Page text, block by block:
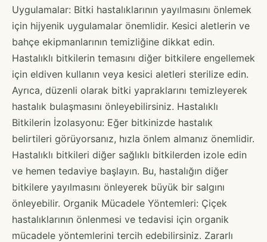
Uygulamalar: Bitki hastalıklarının yayılmasını önlemek
için hijyenik uygulamalar önemlidir. Kesici aletlerin ve
bahçe ekipmanlarının temizliğine dikkat edin.
Hastalıklı bitkilerin temasını diğer bitkilere engellemek
için eldiven kullanın veya kesici aletleri sterilize edin.
Ayrıca, düzenli olarak bitki yapraklarını temizleyerek
hastalık bulaşmasını önleyebilirsiniz. Hastalıklı
Bitkilerin İzolasyonu: Eğer bitkinizde hastalık
belirtileri görüyorsanız, hızla önlem almanız önemlidir.
Hastalıklı bitkileri diğer sağlıklı bitkilerden izole edin
ve hemen tedaviye başlayın. Bu, hastalığın diğer
bitkilere yayılmasını önleyerek büyük bir salgını
önleyebilir. Organik Mücadele Yöntemleri: Çiçek
hastalıklarının önlenmesi ve tedavisi için organik
mücadele yöntemlerini tercih edebilirsiniz. Zararlı